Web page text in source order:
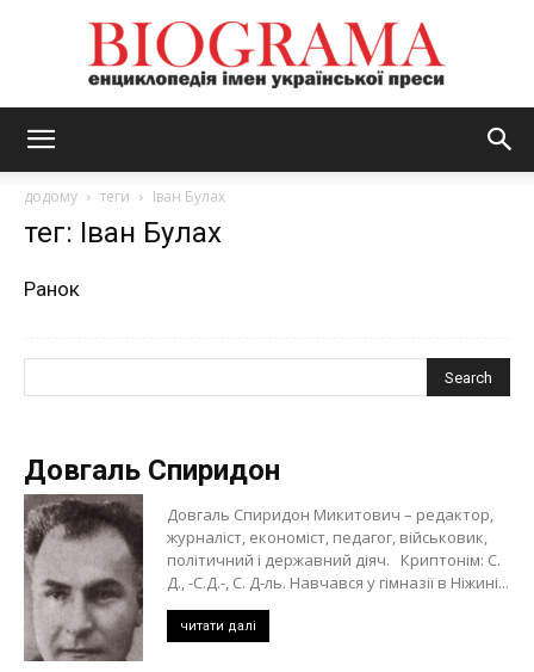
додому теги Іван Булах
тег: Іван Булах
Ранок
Довгаль Спиридон
Довгаль Спиридон Микитович – редактор,
журналіст, економіст, педагог, військовик,
політичний і державний діяч. Криптонім: С.
Д., -С.Д.-, С. Д-ль. Навчався у гімназії в Ніжині...
читати далі